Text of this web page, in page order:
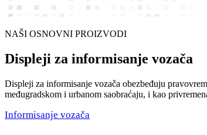
NAŠI OSNOVNI PROIZVODI
Displeji za informisanje vozača
Displeji za informisanje vozača obezbeđuju
međugradskom i urbanom saobraćaju, i kao
Informisanje vozača